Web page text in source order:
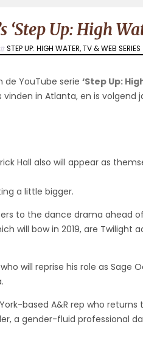
‘Step Up: High
STEP UP: HIGH WATER,TV & WEB SERIES
de YouTube serie ‘Step Up:
in Atlanta, en is volgend
Hall also will appear as
a little bigger.
to the dance drama ahead
will bow in 2019, are Twilight
will reprise his role as Sage
based A&R rep who
a gender-fluid professional